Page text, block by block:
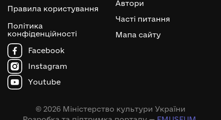
Правила користування
Політика
конфіденційності
Автори
Часті питання
Мапа сайту
Facebook
Instagram
Youtube
© 2026 Міністерство культури України